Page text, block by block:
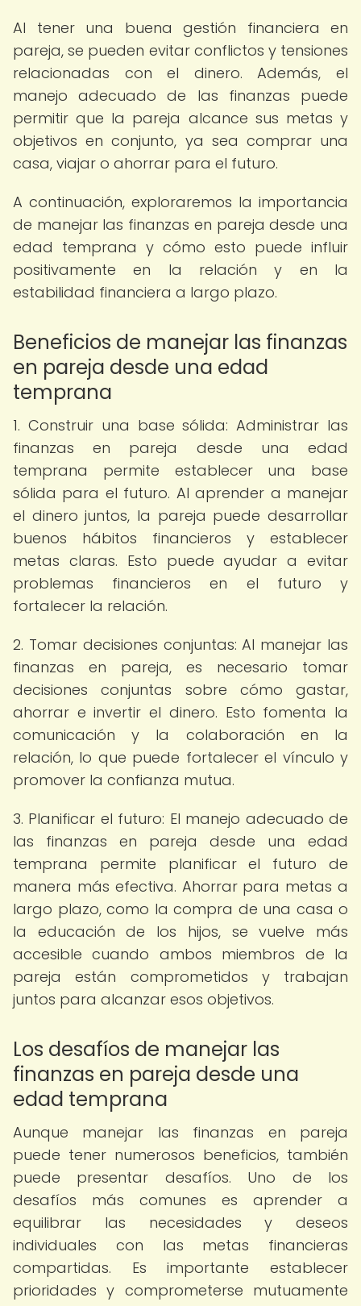
Al tener una buena gestión financiera en
pareja, se pueden evitar conflictos y tensiones
relacionadas con el dinero. Además, el
manejo adecuado de las finanzas puede
permitir que la pareja alcance sus metas y
objetivos en conjunto, ya sea comprar una
casa, viajar o ahorrar para el futuro.
A continuación, exploraremos la importancia
de manejar las finanzas en pareja desde una
edad temprana y cómo esto puede influir
positivamente en la relación y en la
estabilidad financiera a largo plazo.
Beneficios de manejar las finanzas
en pareja desde una edad
temprana
1. Construir una base sólida: Administrar las
finanzas en pareja desde una edad
temprana permite establecer una base
sólida para el futuro. Al aprender a manejar
el dinero juntos, la pareja puede desarrollar
buenos hábitos financieros y establecer
metas claras. Esto puede ayudar a evitar
problemas financieros en el futuro y
fortalecer la relación.
2. Tomar decisiones conjuntas: Al manejar las
finanzas en pareja, es necesario tomar
decisiones conjuntas sobre cómo gastar,
ahorrar e invertir el dinero. Esto fomenta la
comunicación y la colaboración en la
relación, lo que puede fortalecer el vínculo y
promover la confianza mutua.
3. Planificar el futuro: El manejo adecuado de
las finanzas en pareja desde una edad
temprana permite planificar el futuro de
manera más efectiva. Ahorrar para metas a
largo plazo, como la compra de una casa o
la educación de los hijos, se vuelve más
accesible cuando ambos miembros de la
pareja están comprometidos y trabajan
juntos para alcanzar esos objetivos.
Los desafíos de manejar las
finanzas en pareja desde una
edad temprana
Aunque manejar las finanzas en pareja
puede tener numerosos beneficios, también
puede presentar desafíos. Uno de los
desafíos más comunes es aprender a
equilibrar las necesidades y deseos
individuales con las metas financieras
compartidas. Es importante establecer
prioridades y comprometerse mutuamente